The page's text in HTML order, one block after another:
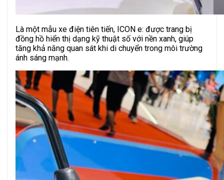
Là một mẫu xe điện tiên tiến, ICON e: được trang bị
đồng hồ hiển thị dạng kỹ thuật số với nền xanh, giúp
tăng khả năng quan sát khi di chuyển trong môi trường
ánh sáng mạnh.